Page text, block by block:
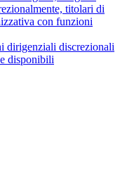
titolari di
con funzioni
dirigenziali discrezionali
disponibili